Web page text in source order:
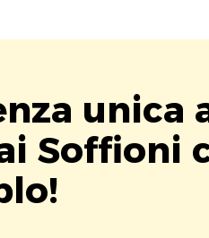
unica
Soffioni